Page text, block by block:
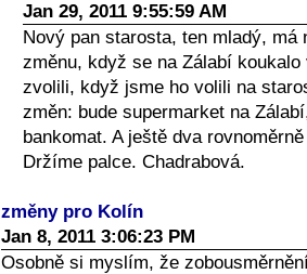
Jan 29, 2011 9:55:59 AM
Nový pan starosta, ten mladý, má
změnu, když se na Zálabí
zvolili, když jsme ho volili na
změn: bude supermarket na
bankomat. A ještě dva
Držíme palce. Chadrabová.
změny pro Kolín
Jan 8, 2011 3:06:23 PM
Osobně si myslím, že